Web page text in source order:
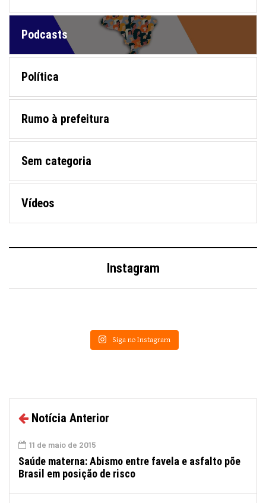
Podcasts
Política
Rumo à prefeitura
Sem categoria
Vídeos
Instagram
Siga no Instagram
Notícia Anterior
11 de maio de 2015
Saúde materna: Abismo entre favela e asfalto põe
Brasil em posição de risco